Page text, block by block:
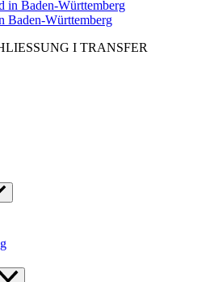
Baden-Württemberg
I TRANSFER